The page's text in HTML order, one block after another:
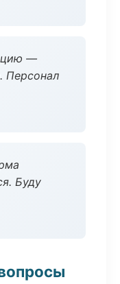
—
Персонал
Буду